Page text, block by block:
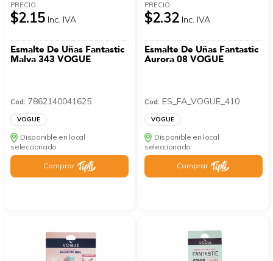
PRECIO
$2.15 Inc. IVA
Esmalte De Uñas Fantastic
Malva 343 VOGUE
Cod: 7862140041625
VOGUE
Disponible en local
seleccionado
Comprar
PRECIO
$2.32 Inc. IVA
Esmalte De Uñas Fantastic
Aurora 08 VOGUE
Cod: ES_FA_VOGUE_410
VOGUE
Disponible en local
seleccionado
Comprar